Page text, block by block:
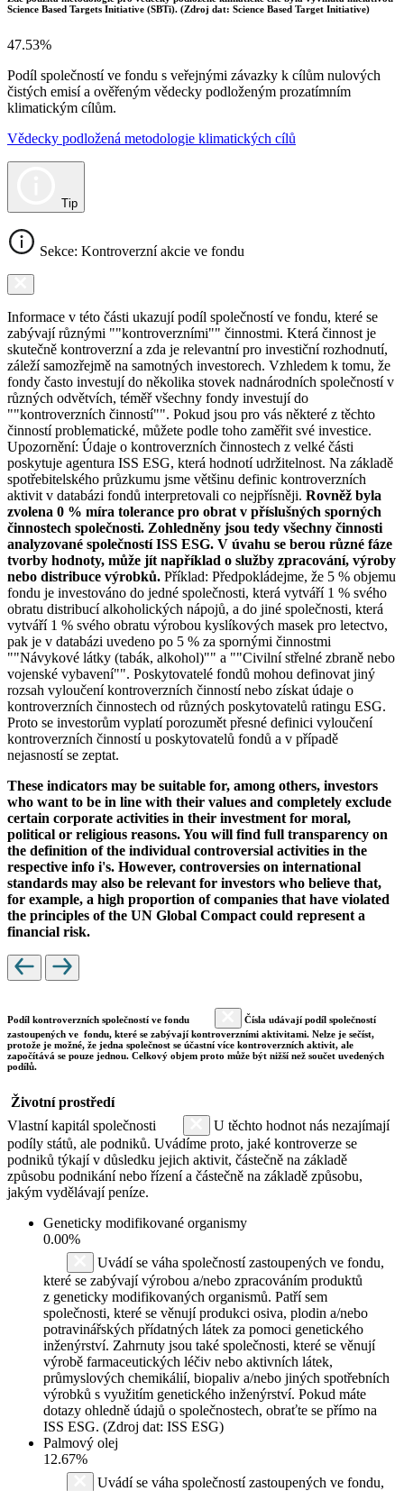
Science Based Targets Initiative (SBTi). (Zdroj dat: Science Based Target Initiative)
47.53%
Podíl společností ve fondu s veřejnými závazky k cílům nulových
čistých emisí a ověřeným vědecky podloženým prozatímním
klimatickým cílům.
Vědecky podložená metodologie klimatických cílů
Tip
Sekce: Kontroverzní akcie ve fondu
Informace v této části ukazují podíl společností ve fondu, které se
zabývají různými ""kontroverzními"" činnostmi. Která činnost je
skutečně kontroverzní a zda je relevantní pro investiční rozhodnutí,
záleží samozřejmě na samotných investorech. Vzhledem k tomu, že
fondy často investují do několika stovek nadnárodních společností v
různých odvětvích, téměř všechny fondy investují do
""kontroverzních činností"". Pokud jsou pro vás některé z těchto
činností problematické, můžete podle toho zaměřit své investice.
Upozornění: Údaje o kontroverzních činnostech z velké části
poskytuje agentura ISS ESG, která hodnotí udržitelnost. Na základě
spotřebitelského průzkumu jsme většinu definic kontroverzních
aktivit v databázi fondů interpretovali co nejpřísněji. Rovněž byla
zvolena 0 % míra tolerance pro obrat v příslušných sporných
činnostech společnosti. Zohledněny jsou tedy všechny činnosti
analyzované společností ISS ESG. V úvahu se berou různé fáze
tvorby hodnoty, může jít například o služby zpracování, výroby
nebo distribuce výrobků. Příklad: Předpokládejme, že 5 % objemu
fondu je investováno do jedné společnosti, která vytváří 1 % svého
obratu distribucí alkoholických nápojů, a do jiné společnosti, která
vytváří 1 % svého obratu výrobou kyslíkových masek pro letectvo,
pak je v databázi uvedeno po 5 % za spornými činnostmi
""Návykové látky (tabák, alkohol)"" a ""Civilní střelné zbraně nebo
vojenské vybavení"". Poskytovatelé fondů mohou definovat jiný
rozsah vyloučení kontroverzních činností nebo získat údaje o
kontroverzních činnostech od různých poskytovatelů ratingu ESG.
Proto se investorům vyplatí porozumět přesné definici vyloučení
kontroverzních činností u poskytovatelů fondů a v případě
nejasností se zeptat.
These indicators may be suitable for, among others, investors
who want to be in line with their values and completely exclude
certain corporate activities in their investment for moral,
political or religious reasons. You will find full transparency on
the definition of the individual controversial activities in the
respective info i's. However, controversies on international
standards may also be relevant for investors who believe that,
for example, a high proportion of companies that have violated
the principles of the UN Global Compact could represent a
financial risk.
Podíl kontroverzních společností ve fondu
Čísla udávají podíl společností
zastoupených ve fondu, které se zabývají kontroverzními aktivitami. Nelze je sečíst,
protože je možné, že jedna společnost se účastní více kontroverzních aktivit, ale
započítává se pouze jednou. Celkový objem proto může být nižší než součet uvedených
podílů.
Životní prostředí
Vlastní kapitál společnosti
U těchto hodnot nás nezajímají
podíly států, ale podniků. Uvádíme proto, jaké kontroverze se
podniků týkají v důsledku jejich aktivit, částečně na základě
způsobu podnikání nebo řízení a částečně na základě způsobu,
jakým vydělávají peníze.
Geneticky modifikované organismy
0.00%
Uvádí se váha společností zastoupených ve fondu,
které se zabývají výrobou a/nebo zpracováním produktů
z geneticky modifikovaných organismů. Patří sem
společnosti, které se věnují produkci osiva, plodin a/nebo
potravinářských přídatných látek za pomoci genetického
inženýrství. Zahrnuty jsou také společnosti, které se věnují
výrobě farmaceutických léčiv nebo aktivních látek,
průmyslových chemikálií, biopaliv a/nebo jiných spotřebních
výrobků s využitím genetického inženýrství. Pokud máte
dotazy ohledně údajů o společnostech, obraťte se přímo na
ISS ESG. (Zdroj dat: ISS ESG)
Palmový olej
12.67%
Uvádí se váha společností zastoupených ve fondu,